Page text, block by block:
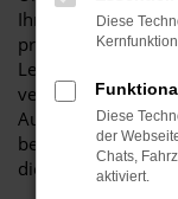
Ihnen eine
präsentieren, die
Leistung erfüllen.
Automobile geht.
beeindruckende
die bevorzugte
Diese
Diese
der
Chats,
aktiviert.